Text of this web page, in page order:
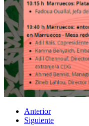
Anterior
Siguiente